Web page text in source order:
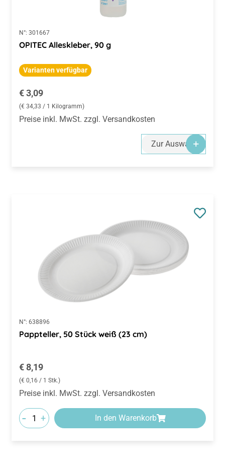
N°: 301667
OPITEC Alleskleber, 90 g
Varianten verfügbar
Regulärer Preis:
€ 3,09
(€ 34,33 / 1 Kilogramm)
Preise inkl. MwSt. zzgl. Versandkosten
Zur Auswahl
N°: 638896
Pappteller, 50 Stück weiß (23 cm)
Regulärer Preis:
€ 8,19
(€ 0,16 / 1 Stk.)
Preise inkl. MwSt. zzgl. Versandkosten
- + In den Warenkorb